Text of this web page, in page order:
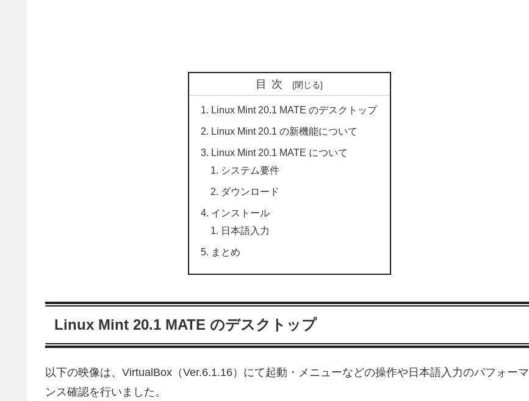
目次
Linux Mint 20.1 MATE のデスクトップ
Linux Mint 20.1 の新機能について
Linux Mint 20.1 MATE について
システム要件
ダウンロード
インストール
日本語入力
まとめ
Linux Mint 20.1 MATE のデスクトップ
以下の映像は、VirtualBox（Ver.6.1.16）にて起動・メニューなどの操作や日本語入力のパフォーマ
ンス確認を行いました。